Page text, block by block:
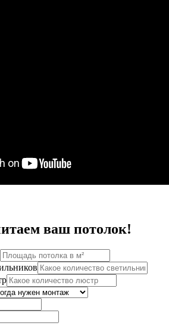
ваш потолок!